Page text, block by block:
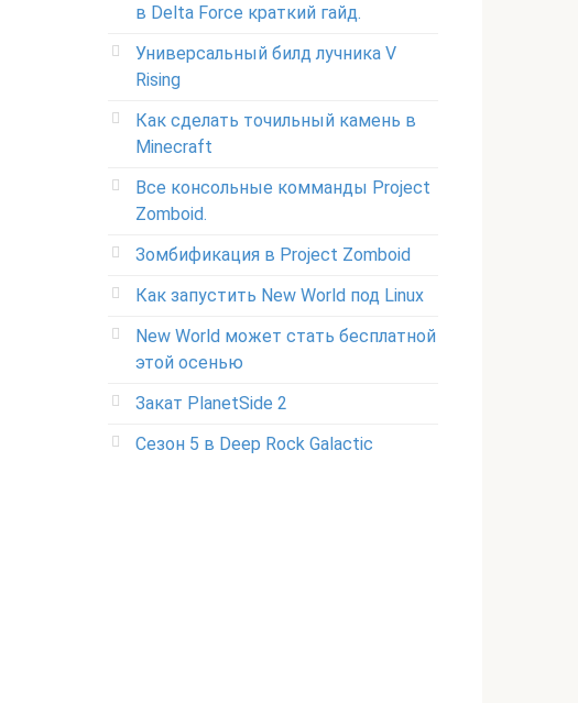
в Delta Force краткий гайд.
Универсальный билд лучника V
Rising
Как сделать точильный камень в
Minecraft
Все консольные комманды Project
Zomboid.
Зомбификация в Project Zomboid
Как запустить New World под Linux
New World может стать бесплатной
этой осенью
Закат PlanetSide 2
Сезон 5 в Deep Rock Galactic